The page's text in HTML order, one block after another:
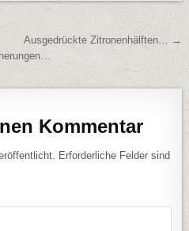
Ausgedrückte Zitronenhälften… →
Kommentar
Erforderliche Felder sind